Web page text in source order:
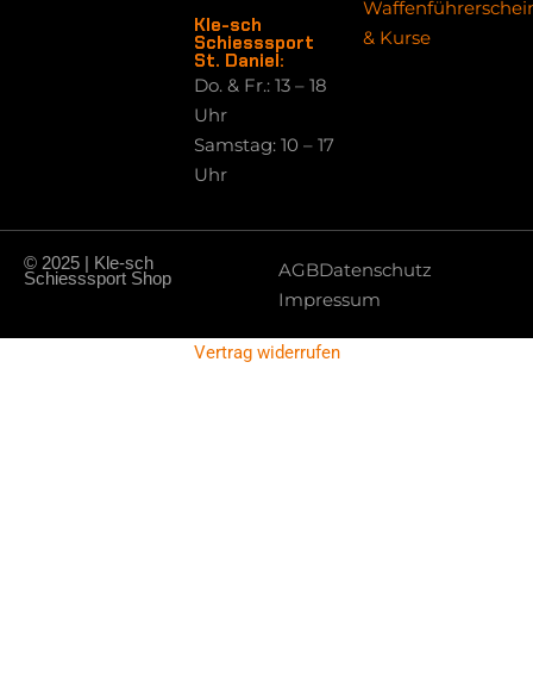
Kle-sch
Schiesssport
St. Daniel:
Do. & Fr.: 13 – 18
Uhr
Samstag: 10 – 17
Uhr
& Kurse
© 2025 | Kle-sch
Schiesssport Shop AGBDatenschutz
Impressum
Vertrag widerrufen